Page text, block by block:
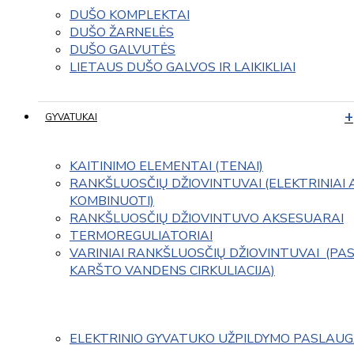
DUŠO KOMPLEKTAI
DUŠO ŽARNELĖS
DUŠO GALVUTĖS
LIETAUS DUŠO GALVOS IR LAIKIKLIAI
GYVATUKAI
KAITINIMO ELEMENTAI (TENAI)
RANKŠLUOSČIŲ DŽIOVINTUVAI (ELEKTRINIAI
KOMBINUOTI)
RANKŠLUOSČIŲ DŽIOVINTUVO AKSESUARAI
TERMOREGULIATORIAI
VARINIAI RANKŠLUOSČIŲ DŽIOVINTUVAI
KARŠTO VANDENS CIRKULIACIJA)
ELEKTRINIO GYVATUKO UŽPILDYMO